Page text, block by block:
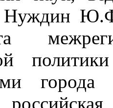
Ю.Ф.